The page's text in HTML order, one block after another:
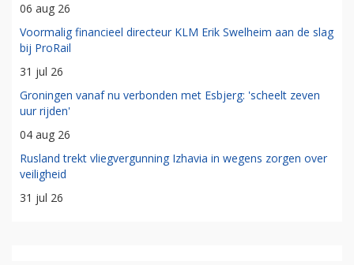
06 aug 26
Voormalig financieel directeur KLM Erik Swelheim aan de slag
bij ProRail
31 jul 26
Groningen vanaf nu verbonden met Esbjerg: 'scheelt zeven
uur rijden'
04 aug 26
Rusland trekt vliegvergunning Izhavia in wegens zorgen over
veiligheid
31 jul 26